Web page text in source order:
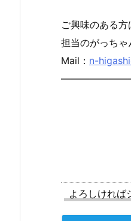
ご興味のある方
担当のがっちゃ
Mail： n-
よろしければ